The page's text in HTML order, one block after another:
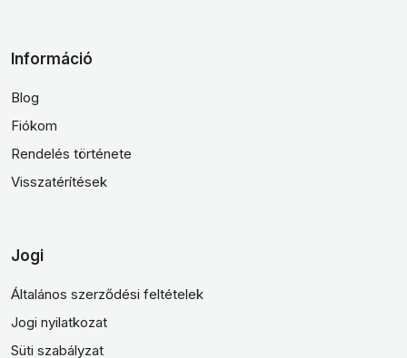
Információ
Blog
Fiókom
Rendelés története
Visszatérítések
Jogi
Általános szerződési feltételek
Jogi nyilatkozat
Süti szabályzat